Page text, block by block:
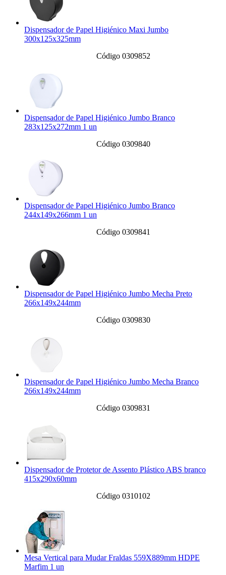
Dispensador de Papel Higiénico Maxi Jumbo
300x125x325mm
Código 0309852
Dispensador de Papel Higiénico Jumbo Branco
283x125x272mm 1 un
Código 0309840
Dispensador de Papel Higiénico Jumbo Branco
244x149x266mm 1 un
Código 0309841
Dispensador de Papel Higiénico Jumbo Mecha Preto
266x149x244mm
Código 0309830
Dispensador de Papel Higiénico Jumbo Mecha Branco
266x149x244mm
Código 0309831
Dispensador de Protetor de Assento Plástico ABS branco
415x290x60mm
Código 0310102
Mesa Vertical para Mudar Fraldas 559X889mm HDPE
Marfim 1 un